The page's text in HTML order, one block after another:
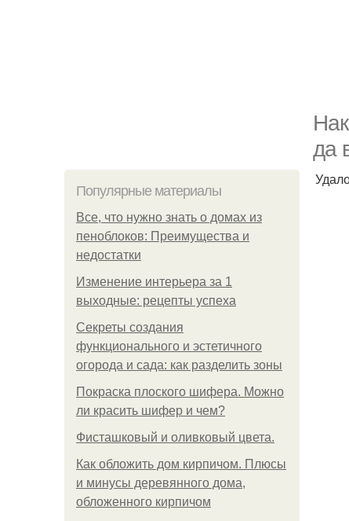
да
Популярные материалы
Все, что нужно знать о домах из
пеноблоков: Преимущества и
недостатки
Изменение интерьера за 1
выходные: рецепты успеха
Секреты создания
функционального и эстетичного
огорода и сада: как разделить зоны
Покраска плоского шифера. Можно
ли красить шифер и чем?
Фисташковый и оливковый цвета.
Как обложить дом кирпичом. Плюсы
и минусы деревянного дома,
обложенного кирпичом